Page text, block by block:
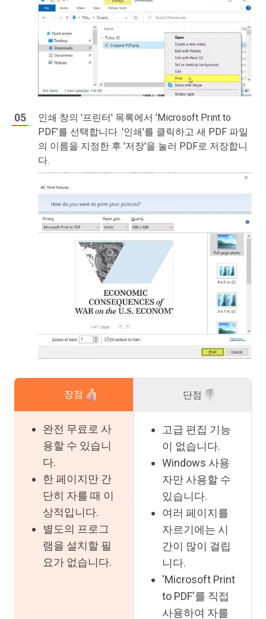
인쇄 창의 '프린터' 목록에서 'Microsoft Print to
PDF'를 선택합니다. '인쇄'를 클릭하고 새 PDF 파일
의 이름을 지정한 후 '저장'을 눌러 PDF로 저장합니
다.
장점
완전 무료로 사
용할 수 있습니
다.
한 페이지만 간
단히 자를 때 이
상적입니다.
별도의 프로그
램을 설치할 필
요가 없습니다.
단점
고급 편집 기능
이 없습니다.
Windows 사용
자만 사용할 수
있습니다.
여러 페이지를
자르기에는 시
간이 많이 걸립
니다.
'Microsoft Print
to PDF'를 직접
사용하여 자를